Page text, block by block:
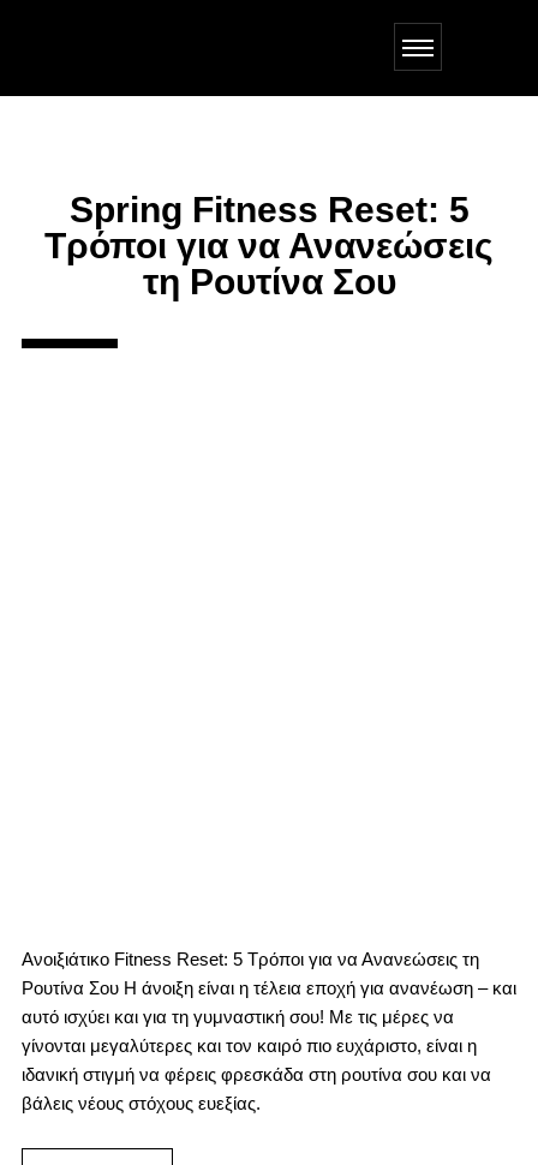
Spring Fitness Reset: 5
Τρόποι για να Ανανεώσεις
τη Ρουτίνα Σου
Ανοιξιάτικο Fitness Reset: 5 Τρόποι για να Ανανεώσεις τη
Ρουτίνα Σου Η άνοιξη είναι η τέλεια εποχή για ανανέωση – και
αυτό ισχύει και για τη γυμναστική σου! Με τις μέρες να
γίνονται μεγαλύτερες και τον καιρό πιο ευχάριστο, είναι η
ιδανική στιγμή να φέρεις φρεσκάδα στη ρουτίνα σου και να
βάλεις νέους στόχους ευεξίας.